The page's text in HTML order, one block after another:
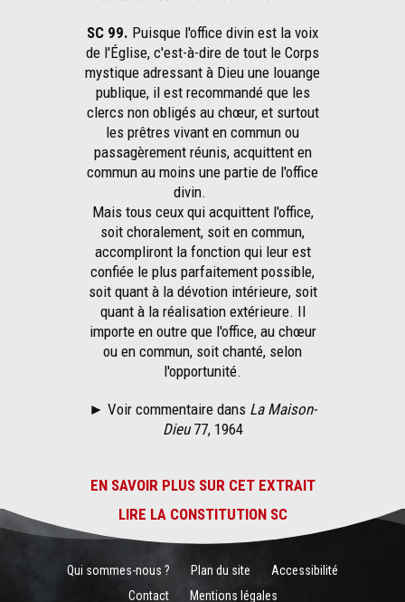
SC 99. Puisque l'office divin est la voix
de l'Église, c'est-à-dire de tout le Corps
mystique adressant à Dieu une louange
publique, il est recommandé que les
clercs non obligés au chœur, et surtout
les prêtres vivant en commun ou
passagèrement réunis, acquittent en
commun au moins une partie de l'office
divin.
Mais tous ceux qui acquittent l'office,
soit choralement, soit en commun,
accompliront la fonction qui leur est
confiée le plus parfaitement possible,
soit quant à la dévotion intérieure, soit
quant à la réalisation extérieure. Il
importe en outre que l'office, au chœur
ou en commun, soit chanté, selon
l'opportunité.
► Voir commentaire dans La Maison-
Dieu77, 1964
EN SAVOIR PLUS SUR CET EXTRAIT
LIRE LA CONSTITUTION SC
Qui sommes-nous ? Plan du site
Accessibilité
Contact
Mentions légales